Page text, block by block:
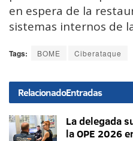
en espera de la
sistemas internos de
Tags: BOME Ciberataque
RelacionadoEntradas
La delegada
la OPE 2026